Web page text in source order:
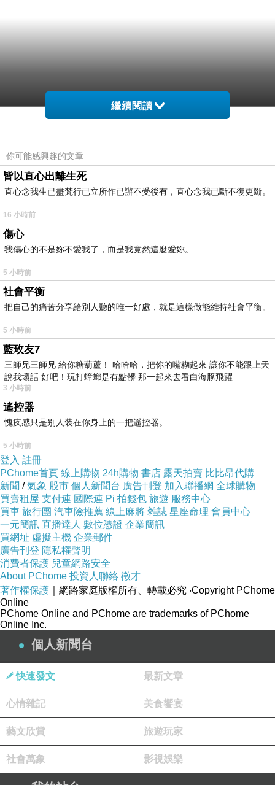
繼續閱讀
你可能感興趣的文章
皆以直心出離生死
直心念我生已盡梵行已立所作已辦不受後有，直心念我已斷不復更斷。
16 小時前
傷心
我傷心的不是妳不愛我了，而是我竟然這麼愛妳。
5 小時前
社會平衡
把自己的痛苦分享給別人聽的唯一好處，就是這樣做能維持社會平衡。
5 小時前
藍玫友7
三師兄三師兄 給你糖葫蘆！ 哈哈哈，把你的嘴糊起來 讓你不能跟上天
說我壞話 好吧！玩打蟑螂是有點髒 那一起來去看白海豚飛躍
3 小時前
遙控器
愧疚感只是别人装在你身上的一把遥控器。
5 小時前
登入 註冊
PChome首頁 線上購物 24h購物 書店 露天拍賣 比比昂代購
新聞 /氣象 股市 個人新聞台 廣告刊登 加入聯播網 全球購物
買賣租屋 支付連 國際連 Pi 拍錢包 旅遊 服務中心
買車 旅行團 汽車險推薦 線上麻將 雜誌 星座命理 會員中心
一元簡訊 直播達人 數位憑證 企業簡訊
買網址 虛擬主機 企業郵件
廣告刊登 隱私權聲明
消費者保護 兒童網路安全
About PChome 投資人聯絡 徵才
著作權保護 ｜網路家庭版權所有、轉載必究 ‧Copyright PChome
Online
PChome Online and PChome are trademarks of PChome
Online Inc.
個人新聞台
快速發文 最新文章
心情雜記 美食饗宴
藝文欣賞 旅遊玩家
社會萬象 影視娛樂